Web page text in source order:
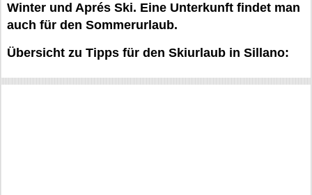
Winter und Aprés Ski. Eine Unterkunft findet man
auch für den Sommerurlaub.
Übersicht zu Tipps für den Skiurlaub in Sillano: